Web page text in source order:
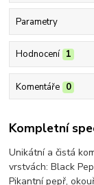
Parametry
Hodnocení 1
Komentáře 0
Kompletní
Unikátní a čistá
vrstvách: Black
Pikantní pepř,